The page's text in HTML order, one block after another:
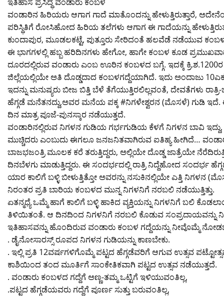
er e
b
o
o
k
s
A
p
p
l g
er Li
n
k
gr
a
m
ವಂಡಾರಿನ ಹಿರಿಯರು ಆಗಾಗ ಗಾದೆ ಮಾತೊಂದನ್ನು ಹೇಳುತ್ತಿರುತ್ತಾರೆ,
ಪರಿಸ್ಥಿತಿಗೆ ರೋಸಿಹೋದ ಹಿರಿಯ ತಲೆಗಳು ಆಗಾಗ ಈ ಗಾದೆಯನ್ನು
ಕುಂದಾಪುರ, ಮೂಡಲಕಟ್ಟೆ, ಪುತ್ತೂರು ಸೇರಿದಂತೆ ಹಲವೆಡೆ ನಡೆಯುವ
ಈ ಭಾಗಗಳಲ್ಲಿ ಹಬ್ಬ ಹರಿದಿನಗಳು ಹೇಗೋ, ಹಾಗೇ ಕಂಬಳ ಕೂಡ
ದೂರದಲ್ಲಿರುವ ವಂಡಾರು ಎಂಬ ಊರಿನ ಕಂಬಳದ ಬಗ್ಗೆ. ಇದಕ್ಕೆ
ಜಿಲ್ಲೆಯಲ್ಲಿಯೇ ಅತಿ ದೊಡ್ಡದಾದ ಕಂಬಳಗದ್ದೆಯಾಗಿದೆ. ಇದು ಅಂದಾಜು
ಇದನ್ನು ಮನುಷ್ಯರು ಬೀಜ ಬಿತ್ತಿ ಬೆಳೆ ತೆಗೆಯುತ್ತಿರಲಿಲ್ಲವಂತೆ, ದೇವತೆಗಳು
ಹೆಗ್ಗಡೆ ಮನೆತನದ್ದು,ಅವರ ಮನೆಯ ಪಕ್ಕ #ನಿಗಳೇಶ್ವರನ (ಮೊಸಳೆ) ಗುಡಿ
ದಿನ ಮಾತ್ರ ಪೂಜೆ-ಪುನಸ್ಕಾರ ನಡೆಯುತ್ತದೆ.
ವಂಡಾರಿನಲ್ಲಿರುವ ನಿಗಳನ ಗುಡಿಯ ಗರ್ಭಗುಡಿಯ ಕೆಳಗೆ ನಿಗಳನ ಬಾವಿ
ಮುಚ್ಚಿದರು ಎಂಬುದು ಈಗಲೂ ಜನಜನಿತವಾಗಿರುವ ಐತಿಹ್ಯ ಹೀಗಿದೆ…
ಬಾಜಭಜಂತ್ರಿ ಮೂಲಕ ಕರೆ ತರುತ್ತಿದ್ದರು, ಅಲ್ಲಿಯೇ ದೊಡ್ಡ ಜಾತ್ರೆಯೇ
ದಿನಬೆಳಗು ಮಾಡುತ್ತಿದ್ದರು. ಈ ಸಂದರ್ಭದಲ್ಲಿ ರಾತ್ರಿ ನಿದ್ದೆಹೋದ ಸಂದರ್ಭ
ಯಾರ ಕಾಲಿಗೆ ಬಳ್ಳಿ ಬೀಳುತ್ತಿತ್ತೋ ಅವರನ್ನು ನಸುಕಿನಲ್ಲಿಯೇ ಎತ್ತಿ ನಿಗಳನ
ನಿರಂತರ ಪ್ರತಿ ಬಾರಿಯ ಕಂಬಳದ ಮುನ್ನ ನಿಗಳನಿಗೆ ನರಬಲಿ ನಡೆಯುತ್ತಿತ್ತು.
ಏತನ್ಮಧ್ಯೆ ಒಮ್ಮೆ ಹಾಗೆ ಕಾಲಿಗೆ ಬಳ್ಳಿ ಹಾಕಿದ ವ್ಯಕ್ತಿಯನ್ನು ನಿಗಳನಿಗೆ ಬಲಿ
ತಿಳಿಯಿತಂತೆ. ಆ ದಿನದಿಂದ ನಿಗಳನಿಗೆ ನರಬಲಿ ಕೊಡುವ ಸಂಪ್ರದಾಯವನ್ನು
ಇತಿಹಾಸವನ್ನು ಹೊಂದಿರುವ ವಂಡಾರು ಕಂಬಳ ಗದ್ದೆಯನ್ನು ನೀವೊಮ್ಮೆ
. ಡೈನೋಸಾರಸ್ಸ್ ರೂಪದ ನಿಗಳನ ಗುಡಿಯನ್ನು ಕಾಣಬೇಕು.
. ಇಲ್ಲಿ ಪ್ರತಿ 12ವರ್ಷಗಳಿಗೊಮ್ಮೆ ಪಟ್ಟದ ಹೆಗ್ಗಡೆವರಿಗೆ ಆಗುವ ಉತ್ಸವ
ಕಾಶಿಯಿಂದ ತಂದ ಮೂರ್ತಿಗೆ ಸಾಂಕೇತಿಕವಾಗಿ ಪಟ್ಟದ ಉತ್ಸವ ನಡೆಯುತ್ತದೆ.
. ವಂಡಾರು ಕಂಬಳದ ಗದ್ದೆಗೆ ಅಣ್ಣ-ತಮ್ಮ ಒಟ್ಟಿಗೆ ಇಳಿಯುವಂತಿಲ್ಲ,
.ಪಟ್ಟದ ಹೆಗ್ಗಡೆಯವರು ಗದ್ದೆಗೆ ಪೂರ್ಣ ಸುತ್ತು ಬರುವಂತಿಲ್ಲ,